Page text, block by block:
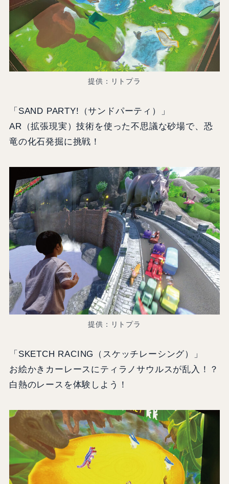
提供：リトプラ
「SAND PARTY!（サンドパーティ）」
AR（拡張現実）技術を使った不思議な砂場で、恐
竜の化石発掘に挑戦！
提供：リトプラ
「SKETCH RACING（スケッチレーシング）」
お絵かきカーレースにティラノサウルスが乱入！？
白熱のレースを体験しよう！